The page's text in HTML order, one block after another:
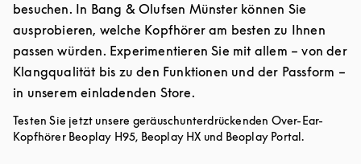
besuchen. In Bang & Olufsen Münster können Sie
ausprobieren, welche Kopfhörer am besten zu Ihnen
passen würden. Experimentieren Sie mit allem – von der
Klangqualität bis zu den Funktionen und der Passform –
in unserem einladenden Store.
Testen Sie jetzt unsere geräuschunterdrückenden Over-Ear-
Kopfhörer Beoplay H95, Beoplay HX und Beoplay Portal.